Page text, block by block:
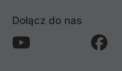
Dołącz do nas